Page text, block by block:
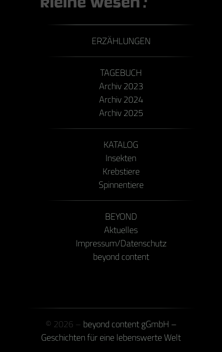
ERZÄHLUNGEN
TAGEBUCH
Archiv 2023
Archiv 2024
Archiv 2025
KATALOG
Insekten
Krebstiere
Spinnentiere
BEYOND
Aktuelles
Impressum/Datenschutz
beyond content
© 2026 – beyond content gGmbH –
Geschichten für eine lebenswerte Welt